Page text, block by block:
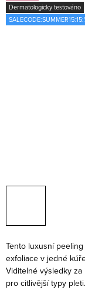
Dermatologicky testováno
Tento luxusní
exfoliace v jedné
Viditelné výsledky
pro citlivější typy pleti.